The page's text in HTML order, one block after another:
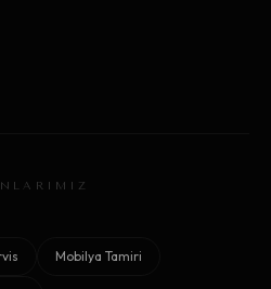
Mobilya Tamiri